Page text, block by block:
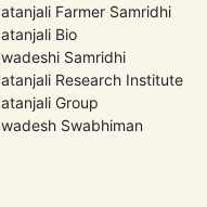
Farmer Samridhi
Bio
Samridhi
Research Institute
Group
Swabhiman